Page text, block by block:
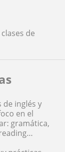
de
de inglés y
en el
gramática,